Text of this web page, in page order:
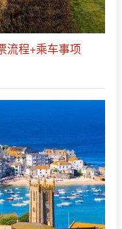
流程+乘车事项